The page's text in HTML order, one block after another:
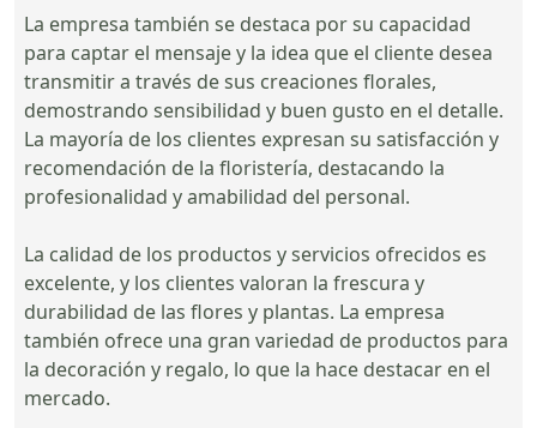
La empresa también se destaca por su capacidad
para captar el mensaje y la idea que el cliente desea
transmitir a través de sus creaciones florales,
demostrando sensibilidad y buen gusto en el detalle.
La mayoría de los clientes expresan su satisfacción y
recomendación de la floristería, destacando la
profesionalidad y amabilidad del personal.
La calidad de los productos y servicios ofrecidos es
excelente, y los clientes valoran la frescura y
durabilidad de las flores y plantas. La empresa
también ofrece una gran variedad de productos para
la decoración y regalo, lo que la hace destacar en el
mercado.